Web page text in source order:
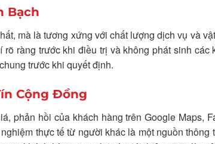
Bạch
mà là tương xứng với chất lượng dịch vụ và
ràng trước khi điều trị và không phát sinh các
trước khi quyết định.
Cộng Đồng
phản hồi của khách hàng trên Google Maps,
thực tế từ người khác là một nguồn thông